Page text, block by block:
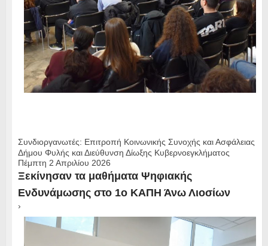
Συνδιοργανωτές: Επιτροπή Κοινωνικής Συνοχής και Ασφάλειας
Δήμου Φυλής και Διεύθυνση Δίωξης Κυβερνοεγκλήματος
Πέμπτη 2 Απριλίου 2026
Ξεκίνησαν τα μαθήματα Ψηφιακής
Ενδυνάμωσης στο 1ο ΚΑΠΗ Άνω Λιοσίων
›